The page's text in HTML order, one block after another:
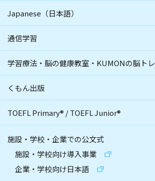
Japanese（日本語）
通信学習
学習療法・脳の健康教室・KUMONの脳トレ
くもん出版
TOEFL Primary® /TOEFL Junior®
施設・学校・企業での公文式
施設・学校向け導入事業
企業・学校向け日本語